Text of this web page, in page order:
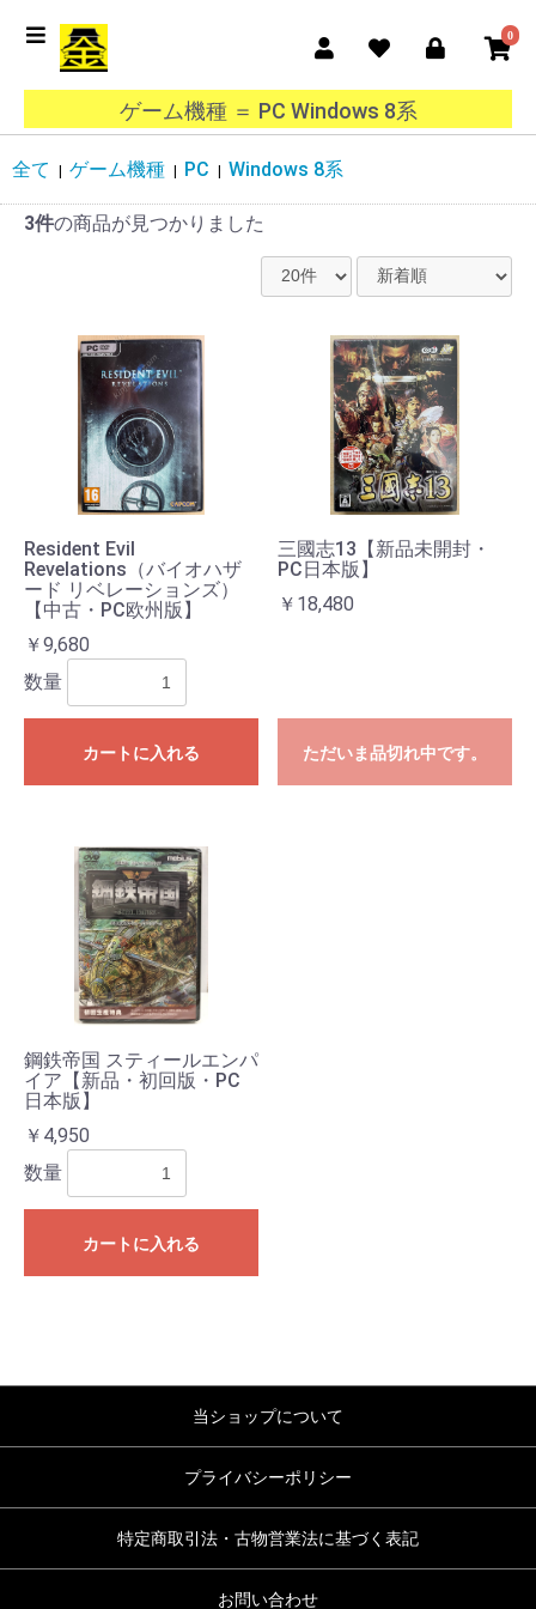
0
ゲーム機種 ＝ PC Windows 8系
全て ゲーム機種 PC Windows 8系
3件の商品が見つかりました
Resident Evil
Revelations（バイオハザ
ード リベレーションズ）
【中古・PC欧州版】
￥9,680
数量
カートに入れる
三國志13【新品未開封・
PC日本版】
￥18,480
ただいま品切れ中です。
鋼鉄帝国 スティールエンパ
イア【新品・初回版・PC
日本版】
￥4,950
数量
カートに入れる
お買い物を続ける
当ショップについて
プライバシーポリシー
特定商取引法・古物営業法に基づく表記
お問い合わせ